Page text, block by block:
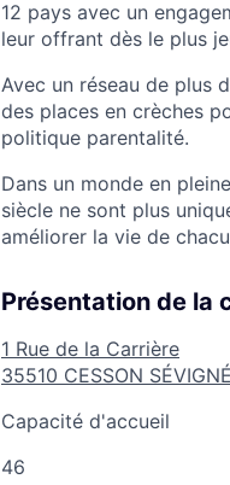
12 pays avec un
leur offrant dès le plus
Avec un réseau de plus
des places en crèches
politique parentalité.
Dans un monde en
siècle ne sont plus
améliorer la vie de
Présentation de la
1 Rue de la Carrière
35510 CESSON SÉVIGNÉ
Capacité d'accueil
46